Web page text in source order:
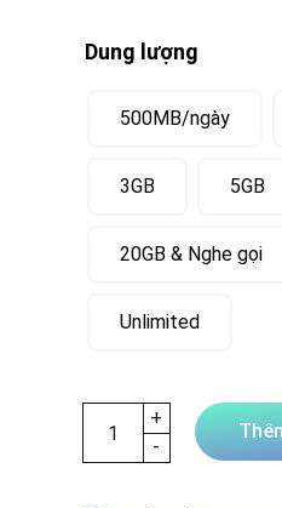
Dung lượng
500MB/ngày
3GB 5GB
20GB & Nghe gọi
Unlimited
eSIM Áo (Austria) –